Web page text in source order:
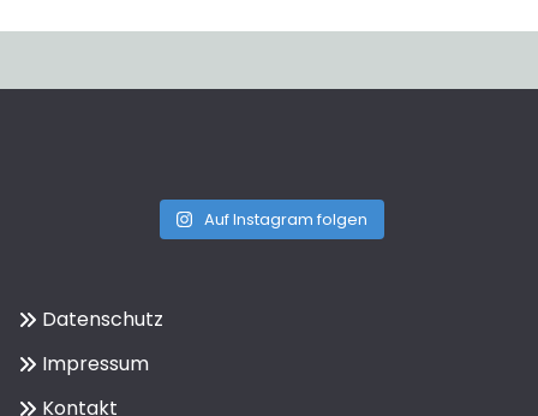
Auf Instagram folgen
Datenschutz
Impressum
Kontakt